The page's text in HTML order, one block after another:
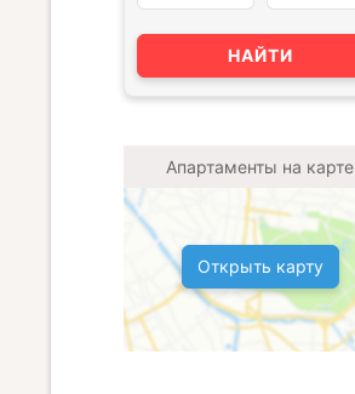
НАЙТИ
Апартаменты на карте
Открыть карту